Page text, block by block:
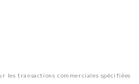
les transactions commerciales spécifiées